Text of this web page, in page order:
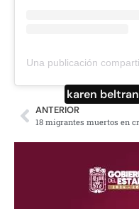
karen beltran
ANTERIOR